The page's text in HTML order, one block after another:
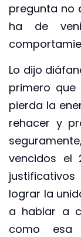
pregunta no
ha de
Lo dijo
primero
pierda la
rehacer y
vencidos el
lograr la
a hablar a
como esa